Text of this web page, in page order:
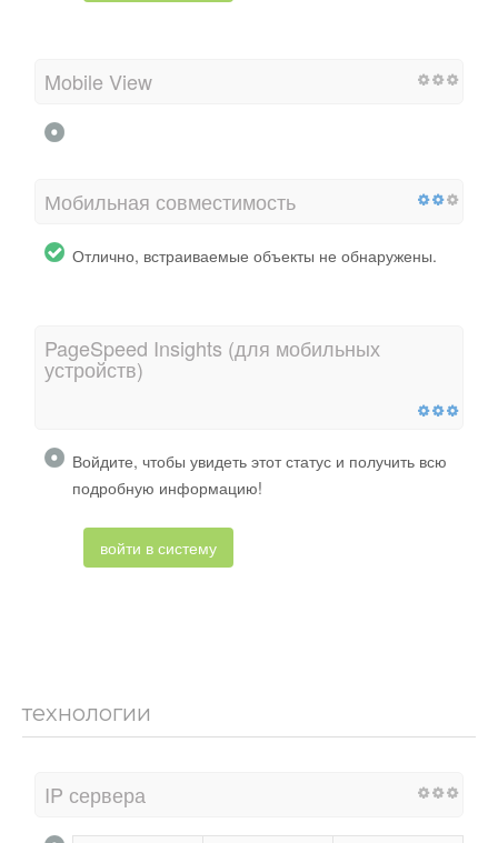
Mobile View
Мобильная совместимость
Отлично, встраиваемые объекты не обнаружены.
PageSpeed ​​Insights (для мобильных
устройств)
Войдите, чтобы увидеть этот статус и получить всю
подробную информацию!
войти в систему
технологии
IP сервера